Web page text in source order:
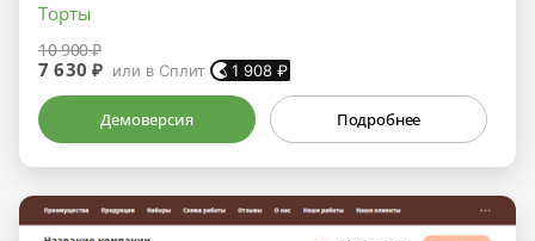
Торты
10 900 ₽
7 630 ₽ или в Сплит 1 908 ₽
Демоверсия Подробнее